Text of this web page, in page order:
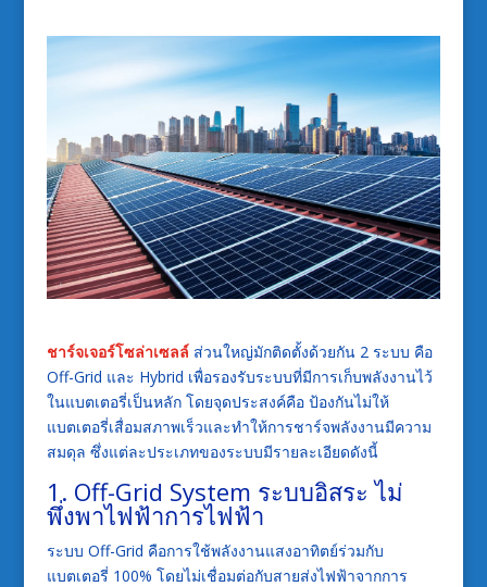
ชาร์จเจอร์โซล่าเซลล์ ส่วนใหญ่มักติดตั้งด้วยกัน 2 ระบบ คือ
Off-Grid และ Hybrid เพื่อรองรับระบบที่มีการเก็บพลังงานไว้
ในแบตเตอรี่เป็นหลัก โดยจุดประสงค์คือ ป้องกันไม่ให้
แบตเตอรี่เสื่อมสภาพเร็วและทำให้การชาร์จพลังงานมีความ
สมดุล ซึ่งแต่ละประเภทของระบบมีรายละเอียดดังนี้
1. Off-Grid System ระบบอิสระ ไม่
พึ่งพาไฟฟ้าการไฟฟ้า
ระบบ Off-Grid คือการใช้พลังงานแสงอาทิตย์ร่วมกับ
แบตเตอรี่ 100% โดยไม่เชื่อมต่อกับสายส่งไฟฟ้าจากการ